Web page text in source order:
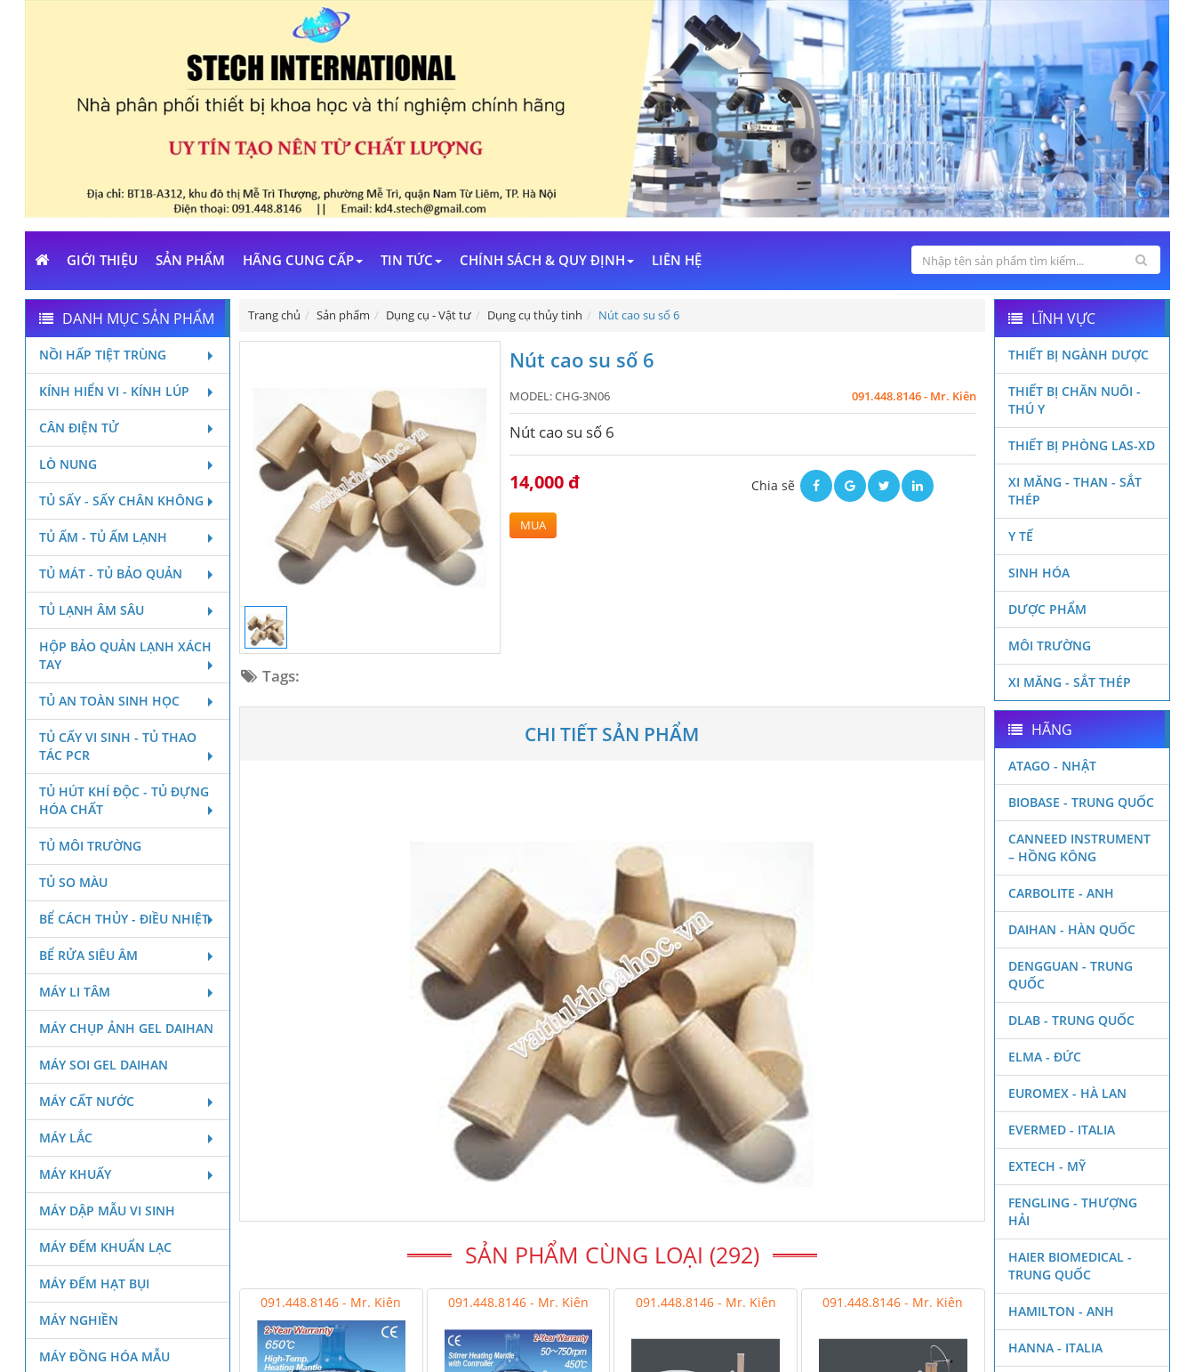
GIỚI THIỆU SẢN PHẨM HÃNG CUNG CẤP TIN TỨC CHÍNH SÁCH & QUY ĐỊNH LIÊN HỆ
Trang chủ Sản phẩm Dụng cụ - Vật tư Dụng cụ thủy tinh Nút cao su số 6
Nút cao su số 6
MODEL:CHG-3N06 091.448.8146 - Mr. Kiên
Nút cao su số 6
14,000 đ
MUA
Chia sẽ
Tags:
CHI TIẾT SẢN PHẨM
SẢN PHẨM CÙNG LOẠI (292)
091.448.8146 - Mr. Kiên 091.448.8146 - Mr. Kiên 091.448.8146 - Mr. Kiên 091.448.8146 - Mr. Kiên
DANH MỤC SẢN PHẨM
NỒI HẤP TIỆT TRÙNG
KÍNH HIỂN VI - KÍNH LÚP
CÂN ĐIỆN TỬ
LÒ NUNG
TỦ SẤY - SẤY CHÂN KHÔNG
TỦ ẤM - TỦ ẤM LẠNH
TỦ MÁT - TỦ BẢO QUẢN
TỦ LẠNH ÂM SÂU
HỘP BẢO QUẢN LẠNH XÁCH
TAY
TỦ AN TOÀN SINH HỌC
TỦ CẤY VI SINH - TỦ THAO
TÁC PCR
TỦ HÚT KHÍ ĐỘC - TỦ ĐỰNG
HÓA CHẤT
TỦ MÔI TRƯỜNG
TỦ SO MÀU
BỂ CÁCH THỦY - ĐIỀU NHIỆT
BỂ RỬA SIÊU ÂM
MÁY LI TÂM
MÁY CHỤP ẢNH GEL DAIHAN
MÁY SOI GEL DAIHAN
MÁY CẤT NƯỚC
MÁY LẮC
MÁY KHUẤY
MÁY DẬP MẪU VI SINH
MÁY ĐẾM KHUẨN LẠC
MÁY ĐẾM HẠT BỤI
MÁY NGHIỀN
MÁY ĐỒNG HÓA MẪU
LĨNH VỰC
THIẾT BỊ NGÀNH DƯỢC
THIẾT BỊ CHĂN NUÔI -
THÚ Y
THIẾT BỊ PHÒNG LAS-XD
XI MĂNG - THAN - SẮT
THÉP
Y TẾ
SINH HÓA
DƯỢC PHẨM
MÔI TRƯỜNG
XI MĂNG - SẮT THÉP
HÃNG
ATAGO - NHẬT
BIOBASE - TRUNG QUỐC
CANNEED INSTRUMENT
– HỒNG KÔNG
CARBOLITE - ANH
DAIHAN - HÀN QUỐC
DENGGUAN - TRUNG
QUỐC
DLAB - TRUNG QUỐC
ELMA - ĐỨC
EUROMEX - HÀ LAN
EVERMED - ITALIA
EXTECH - MỸ
FENGLING - THƯỢNG
HẢI
HAIER BIOMEDICAL -
TRUNG QUỐC
HAMILTON - ANH
HANNA - ITALIA